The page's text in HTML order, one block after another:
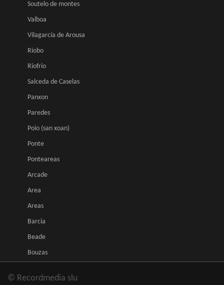
Soutelo de montes
Valboa
Vilagarcía de Arousa
Riobo
Riofrio
Salceda de Caselas
Panxon
Paredes
Poio (san xoan)
Ponte
Ponteareas
Arcade
Area
Areas
Barcia
Beade
Bouzas
© Recordmedia slu